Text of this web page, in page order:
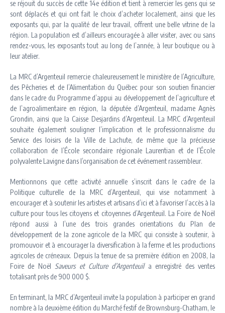
se réjouit du succès de cette 14e édition et tient à remercier les gens qui se
sont déplacés et qui ont fait le choix d’acheter localement, ainsi que les
exposants qui, par la qualité de leur travail, offrent une belle vitrine de la
région. La population est d’ailleurs encouragée à aller visiter, avec ou sans
rendez-vous, les exposants tout au long de l’année, à leur boutique ou à
leur atelier.
La MRC d’Argenteuil remercie chaleureusement le ministère de l’Agriculture,
des Pêcheries et de l’Alimentation du Québec pour son soutien financier
dans le cadre du Programme d’appui au développement de l’agriculture et
de l’agroalimentaire en région, la députée d’Argenteuil, madame Agnès
Grondin, ainsi que la Caisse Desjardins d’Argenteuil. La MRC d’Argenteuil
souhaite également souligner l’implication et le professionnalisme du
Service des loisirs de la Ville de Lachute, de même que la précieuse
collaboration de l’École secondaire régionale Laurentian et de l’École
polyvalente Lavigne dans l’organisation de cet événement rassembleur.
Mentionnons que cette activité annuelle s’inscrit dans le cadre de la
Politique culturelle de la MRC d’Argenteuil, qui vise notamment à
encourager et à soutenir les artistes et artisans d’ici et à favoriser l’accès à la
culture pour tous les citoyens et citoyennes d’Argenteuil. La Foire de Noël
répond aussi à l’une des trois grandes orientations du Plan de
développement de la zone agricole de la MRC qui consiste à soutenir, à
promouvoir et à encourager la diversification à la ferme et les productions
agricoles de créneaux. Depuis la tenue de sa première édition en 2008, la
Foire de Noël Saveurs et Culture d’Argenteuila enregistré des ventes
totalisant près de 900 000 $.
En terminant, la MRC d’Argenteuil invite la population à participer en grand
nombre à la deuxième édition du Marché festif de Brownsburg-Chatham, le